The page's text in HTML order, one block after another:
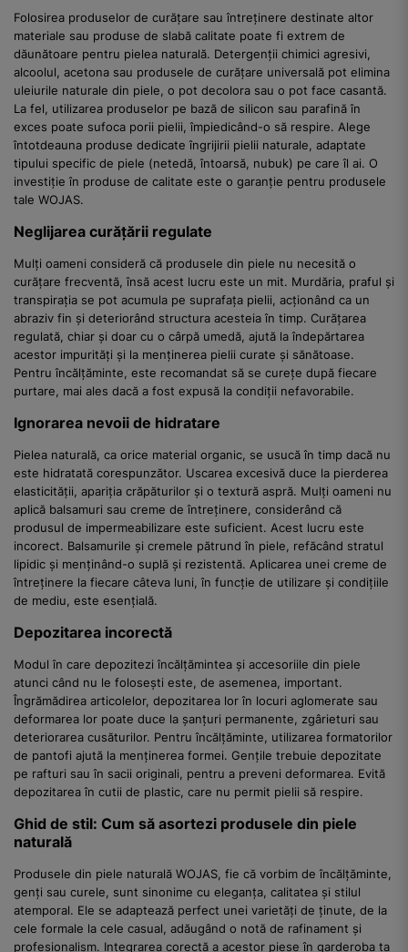
Folosirea produselor de curățare sau întreținere destinate altor
materiale sau produse de slabă calitate poate fi extrem de
dăunătoare pentru pielea naturală. Detergenții chimici agresivi,
alcoolul, acetona sau produsele de curățare universală pot elimina
uleiurile naturale din piele, o pot decolora sau o pot face casantă.
La fel, utilizarea produselor pe bază de silicon sau parafină în
exces poate sufoca porii pielii, împiedicând-o să respire. Alege
întotdeauna produse dedicate îngrijirii pielii naturale, adaptate
tipului specific de piele (netedă, întoarsă, nubuk) pe care îl ai. O
investiție în produse de calitate este o garanție pentru produsele
tale WOJAS.
Neglijarea curățării regulate
Mulți oameni consideră că produsele din piele nu necesită o
curățare frecventă, însă acest lucru este un mit. Murdăria, praful și
transpirația se pot acumula pe suprafața pielii, acționând ca un
abraziv fin și deteriorând structura acesteia în timp. Curățarea
regulată, chiar și doar cu o cârpă umedă, ajută la îndepărtarea
acestor impurități și la menținerea pielii curate și sănătoase.
Pentru încălțăminte, este recomandat să se curețe după fiecare
purtare, mai ales dacă a fost expusă la condiții nefavorabile.
Ignorarea nevoii de hidratare
Pielea naturală, ca orice material organic, se usucă în timp dacă nu
este hidratată corespunzător. Uscarea excesivă duce la pierderea
elasticității, apariția crăpăturilor și o textură aspră. Mulți oameni nu
aplică balsamuri sau creme de întreținere, considerând că
produsul de impermeabilizare este suficient. Acest lucru este
incorect. Balsamurile și cremele pătrund în piele, refăcând stratul
lipidic și menținând-o suplă și rezistentă. Aplicarea unei creme de
întreținere la fiecare câteva luni, în funcție de utilizare și condițiile
de mediu, este esențială.
Depozitarea incorectă
Modul în care depozitezi încălțămintea și accesoriile din piele
atunci când nu le folosești este, de asemenea, important.
Îngrămădirea articolelor, depozitarea lor în locuri aglomerate sau
deformarea lor poate duce la șanțuri permanente, zgârieturi sau
deteriorarea cusăturilor. Pentru încălțăminte, utilizarea formatorilor
de pantofi ajută la menținerea formei. Gențile trebuie depozitate
pe rafturi sau în sacii originali, pentru a preveni deformarea. Evită
depozitarea în cutii de plastic, care nu permit pielii să respire.
Ghid de stil: Cum să asortezi produsele din piele
naturală
Produsele din piele naturală WOJAS, fie că vorbim de încălțăminte,
genți sau curele, sunt sinonime cu eleganța, calitatea și stilul
atemporal. Ele se adaptează perfect unei varietăți de ținute, de la
cele formale la cele casual, adăugând o notă de rafinament și
profesionalism. Integrarea corectă a acestor piese în garderoba ta